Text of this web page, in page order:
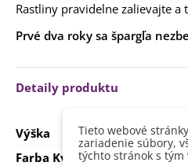
4,08 €
Rastliny pravidelne zalievajte
Prvé dva roky sa špargľa
Detaily produktu
Výška
Farba Kvetu
Tieto webové
zariadenie súbory,
týchto stránok s